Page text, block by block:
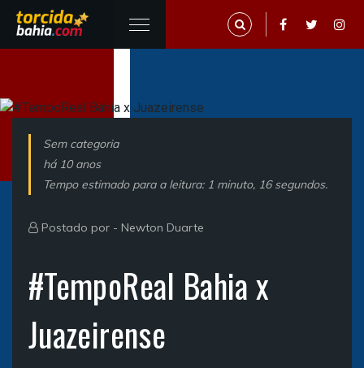
Sem categoria
há 10 anos
Tempo estimado para a leitura: 1 minuto, 16 segundos.
Postado por - Newton Duarte
#TempoReal Bahia x
Juazeirense